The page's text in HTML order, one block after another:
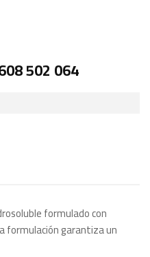
502 064
formulado con
formulación garantiza un